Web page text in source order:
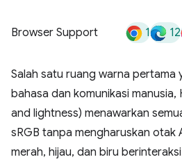
Browser Support 1 12
Salah satu ruang warna pertama
bahasa dan komunikasi manusia,
and lightness) menawarkan
sRGB tanpa mengharuskan otak
merah, hijau, dan biru